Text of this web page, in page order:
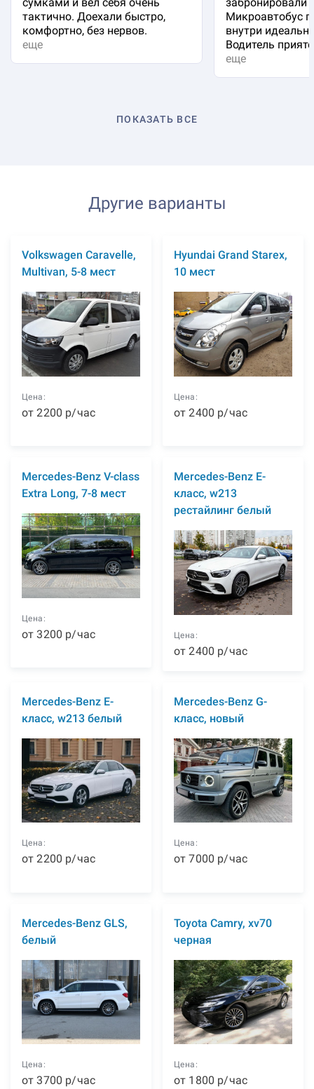
тактично. Доехали быстро,
комфортно, без нервов.
еще
Микроавтобус
внутри
Водитель
еще
ПОКАЗАТЬ ВСЕ
Другие варианты
Volkswagen Caravelle,
Multivan, 5-8 мест
Цена:
от2200 р/час
Hyundai Grand Starex,
10 мест
Цена:
от2400 р/час
Mercedes-Benz V-class
Extra Long, 7-8 мест
Цена:
от3200 р/час
Mercedes-Benz E-
класс, w213
рестайлинг белый
Цена:
от2400 р/час
Mercedes-Benz E-
класс, w213 белый
Цена:
от2200 р/час
Mercedes-Benz G-
класс, новый
Цена:
от7000 р/час
Mercedes-Benz GLS,
белый
Цена:
от3700 р/час
Toyota Camry, xv70
черная
Цена:
от 1800 р/час